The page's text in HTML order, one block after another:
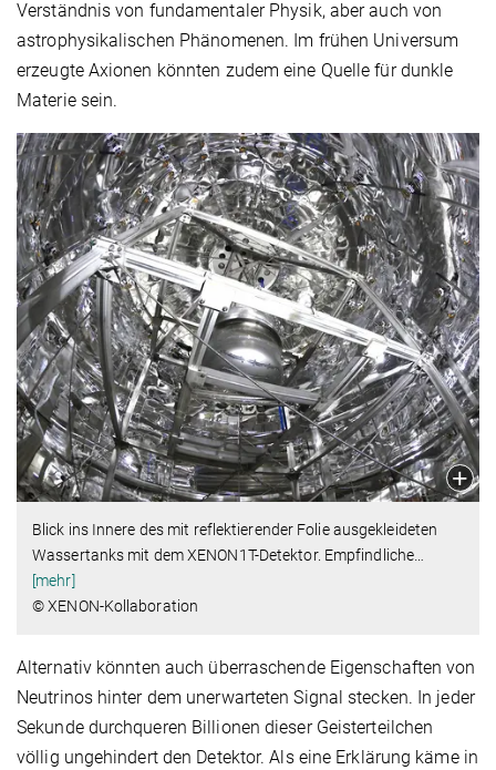
Verständnis von fundamentaler Physik, aber auch von
astrophysikalischen Phänomenen. Im frühen Universum
erzeugte Axionen könnten zudem eine Quelle für dunkle
Materie sein.
Blick ins Innere des mit reflektierender Folie ausgekleideten
Wassertanks mit dem XENON1T-Detektor. Empfindliche…
[mehr]
© XENON-Kollaboration
Alternativ könnten auch überraschende Eigenschaften von
Neutrinos hinter dem unerwarteten Signal stecken. In jeder
Sekunde durchqueren Billionen dieser Geisterteilchen
völlig ungehindert den Detektor. Als eine Erklärung käme in